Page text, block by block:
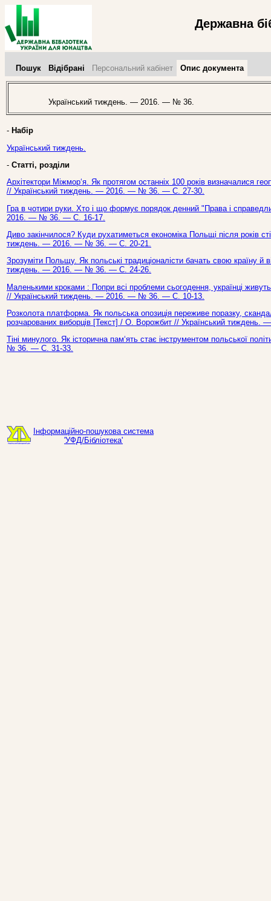
Державна
Пошук Відібрані Персональний кабінет Опис документа
Український тиждень. — 2016. — № 36.
- Набір
Український тиждень.
- Статті, розділи
Архітектори Міжмор‘я. Як протягом останніх 100 років визначалися
// Український тиждень. — 2016. — № 36. — С. 27-30.
Гра в чотири руки. Хто і що формує порядок денний "Права і
2016. — № 36. — С. 16-17.
Диво закінчилося? Куди рухатиметься економіка Польщі після років
тиждень. — 2016. — № 36. — С. 20-21.
Зрозуміти Польщу. Як польські традиціоналісти бачать свою країну
тиждень. — 2016. — № 36. — С. 24-26.
Маленькими кроками : Попри всі проблеми сьогодення, українці
// Український тиждень. — 2016. — № 36. — С. 10-13.
Розколота платформа. Як польська опозиція переживе поразку,
розчарованих виборців [Текст] / О. Ворожбит // Український
Тіні минулого. Як історична пам‘ять стає інструментом польської
№ 36. — С. 31-33.
Інформаційно-пошукова система
'УФД/Бібліотека'